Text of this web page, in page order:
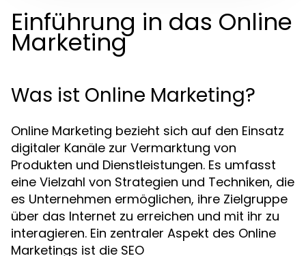
Einführung in das Online
Marketing
Was ist Online Marketing?
Online Marketing bezieht sich auf den Einsatz
digitaler Kanäle zur Vermarktung von
Produkten und Dienstleistungen. Es umfasst
eine Vielzahl von Strategien und Techniken, die
es Unternehmen ermöglichen, ihre Zielgruppe
über das Internet zu erreichen und mit ihr zu
interagieren. Ein zentraler Aspekt des Online
Marketings ist die SEO